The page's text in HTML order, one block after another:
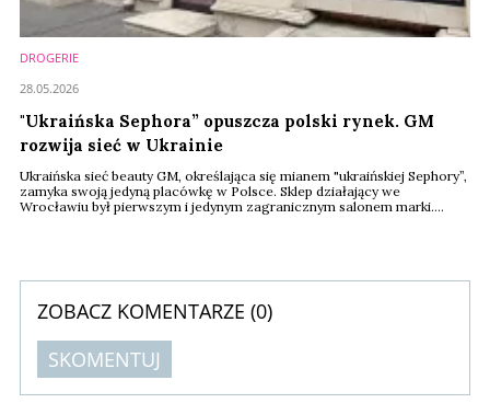
DROGERIE
"Ukraińska Sephora” opuszcza polski rynek. GM
rozwija sieć w Ukrainie
Ukraińska sieć beauty GM, określająca się mianem "ukraińskiej Sephory”,
zamyka swoją jedyną placówkę w Polsce. Sklep działający we
Wrocławiu był pierwszym i jedynym zagranicznym salonem marki.
28.05.2026
ZOBACZ KOMENTARZE (0)
SKOMENTUJ